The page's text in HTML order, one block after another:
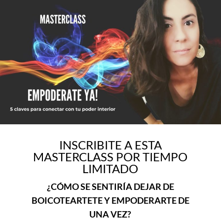
INSCRIBITE A ESTA
MASTERCLASS POR TIEMPO
LIMITADO
¿CÓMO SE SENTIRÍA DEJAR DE
BOICOTEARTETE Y EMPODERARTE DE
UNA VEZ?